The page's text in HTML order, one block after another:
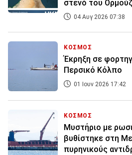
στενό του Ορμούζ
04 Αυγ 2026 07:38
ΚΟΣΜΟΣ
Έκρηξη σε
Περσικό Κόλπο
01 Ιουν 2026 17:42
ΚΟΣΜΟΣ
Μυστήριο με
βυθίστηκε στη
πυρηνικούς